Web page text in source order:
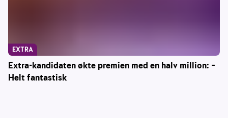
Extra-kandidaten økte premien med en halv million: –
Helt fantastisk
EXTRA